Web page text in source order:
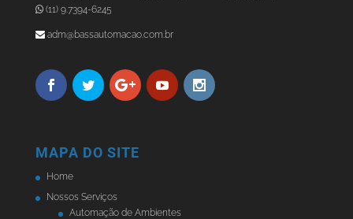
(11) 9.7394-6245
adm@bassautomacao.com.br
MAPA DO SITE
Home
Nossos Serviços
Automação de Ambientes